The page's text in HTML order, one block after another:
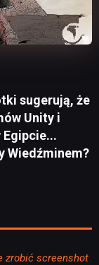
sugerują, że
Unity i
Wiedźminem?
zrobić screenshot